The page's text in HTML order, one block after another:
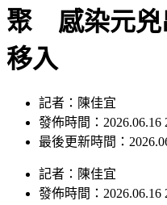
聚 感染元兇
移入
記者：陳佳宜
發佈時間：2026.06.16
最後更新時間：
記者 ： 陳佳宜
發佈時間： 2026.06.16